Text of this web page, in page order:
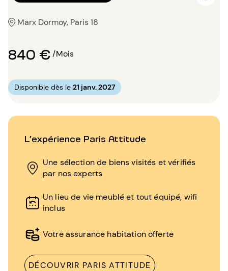
L’expérience Paris Attitude
Une sélection de biens visités et vérifiés
par nos experts
Un lieu de vie meublé et tout équipé, wifi
inclus
Votre assurance habitation offerte
DÉCOUVRIR PARIS ATTITUDE
Marx Dormoy, Paris 18
840 €/Mois
Disponible dès le 21 janv. 2027